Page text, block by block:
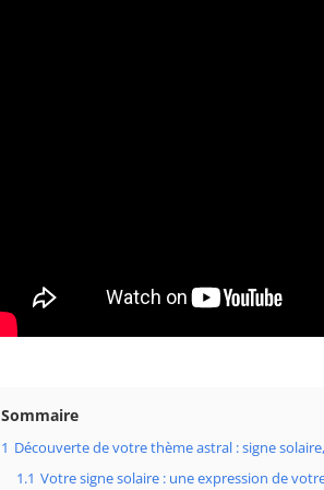
Sommaire
1 Découverte de votre thème astral : signe
1.1 Votre signe solaire : une expression de